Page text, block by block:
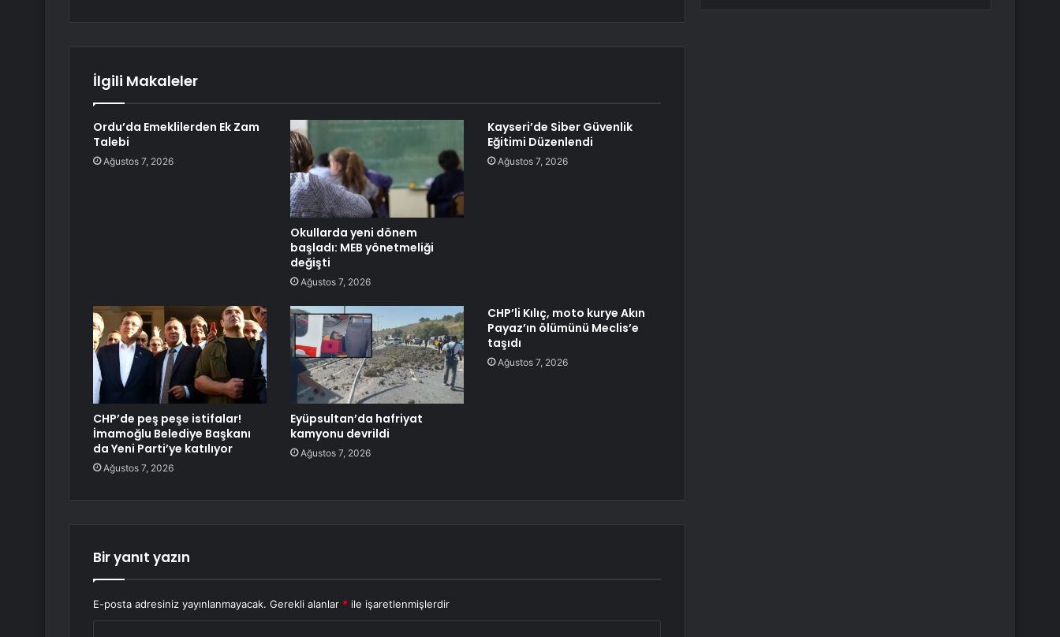
İlgili Makaleler
Ordu’da Emeklilerden Ek Zam
Talebi
Ağustos 7, 2026
Okullarda yeni dönem
başladı: MEB yönetmeliği
değişti
Ağustos 7, 2026
Kayseri’de Siber Güvenlik
Eğitimi Düzenlendi
Ağustos 7, 2026
CHP’de peş peşe istifalar!
İmamoğlu Belediye Başkanı
da Yeni Parti’ye katılıyor
Ağustos 7, 2026
Eyüpsultan’da hafriyat
kamyonu devrildi
Ağustos 7, 2026
CHP’li Kılıç, moto kurye Akın
Payaz’ın ölümünü Meclis’e
taşıdı
Ağustos 7, 2026
Bir yanıt yazın
E-posta adresiniz yayınlanmayacak. Gerekli alanlar * ile işaretlenmişlerdir